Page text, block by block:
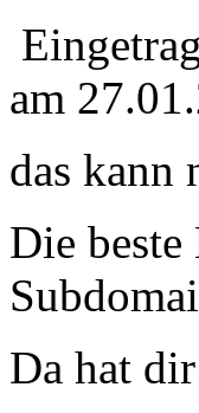
am
das kann
Die
Da hat